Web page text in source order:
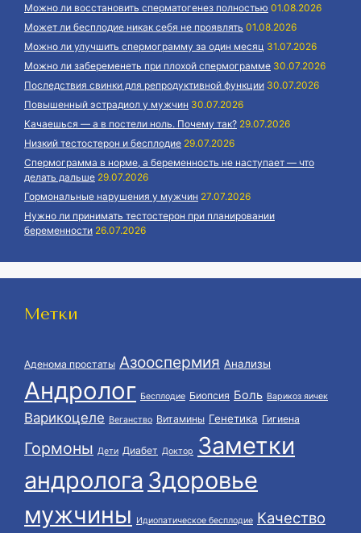
Можно ли восстановить сперматогенез полностью 01.08.2026
Может ли бесплодие никак себя не проявлять 01.08.2026
Можно ли улучшить спермограмму за один месяц 31.07.2026
Можно ли забеременеть при плохой спермограмме 30.07.2026
Последствия свинки для репродуктивной функции 30.07.2026
Повышенный эстрадиол у мужчин 30.07.2026
Качаешься — а в постели ноль. Почему так? 29.07.2026
Низкий тестостерон и бесплодие 29.07.2026
Спермограмма в норме, а беременность не наступает — что
делать дальше 29.07.2026
Гормональные нарушения у мужчин 27.07.2026
Нужно ли принимать тестостерон при планировании
беременности 26.07.2026
Метки
Аденома простаты Азооспермия Анализы
Андролог Бесплодие Биопсия Боль Варикоз яичек
Варикоцеле Веганство Витамины Генетика Гигиена
Гормоны Дети Диабет Доктор
Заметки
андролога Здоровье
мужчины
Идиопатическое бесплодие Качество